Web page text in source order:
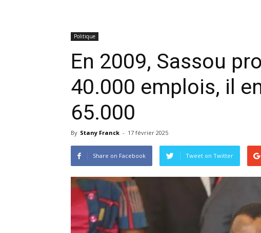
Politique
En 2009, Sassou
40.000 emplois, il
65.000
By Stany Franck - 17 février 2025
Share on Facebook Tweet on Twitter